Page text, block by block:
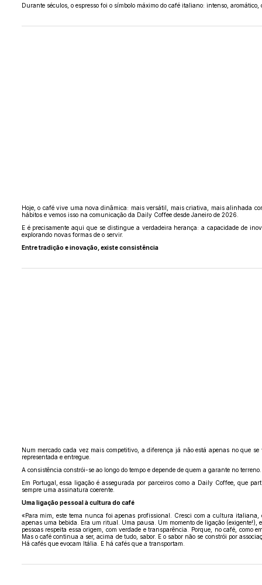
Durante séculos, o espresso foi o símbolo máximo do café italiano: intenso,
Hoje, o café vive uma nova dinâmica: mais versátil, mais criativa, mais alinhada
hábitos e vemos isso na comunicação da Daily Coffee desde Janeiro de 2026.
E é precisamente aqui que se distingue a verdadeira herança: a capacidade de
explorando novas formas de o servir.
Entre tradição e inovação, existe consistência
Num mercado cada vez mais competitivo, a diferença já não está apenas no que
representada e entregue.
A consistência constrói-se ao longo do tempo e depende de quem a garante no terreno.
Em Portugal, essa ligação é assegurada por parceiros como a Daily Coffee, que
sempre uma assinatura coerente.
Uma ligação pessoal à cultura do café
«Para mim, este tema nunca foi apenas profissional. Cresci com a cultura italiana,
apenas uma bebida. Era um ritual. Uma pausa. Um momento de ligação
pessoas respeita essa origem, com verdade e transparência. Porque, no café,
Mas o café continua a ser, acima de tudo, sabor. E o sabor não se constrói por
Há cafés que evocam Itália. E há cafés que a transportam.